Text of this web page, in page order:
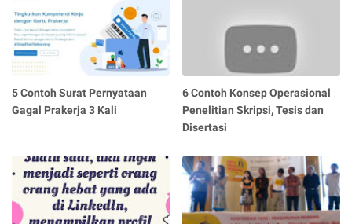
5 Contoh Surat Pernyataan
Gagal Prakerja 3 Kali
6 Contoh Konsep Operasional
Penelitian Skripsi, Tesis dan
Disertasi